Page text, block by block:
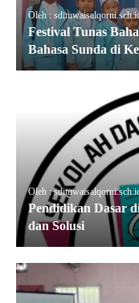
Oleh :
Festival Tunas
Bahasa Sunda di
Oleh :
Pendidikan Dasar
dan Solusi